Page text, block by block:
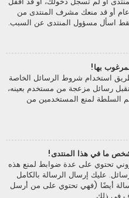
أو قد منعك مشرف المنتدى من
اسأل مسؤول المنتدى عن السبب.
بها!
استخدام شروط الرسائل الخاصة
رسائل مزعجة من مستخدم بعينه،
السلطة لمنع المستخدمين من
ما في هذا المنتدى!
تحتوي على عدة ضوابط لمنع هذه
عليك إرسال الرسالة بالكامل
أيضًا (فهي تحتوي على من أرسل